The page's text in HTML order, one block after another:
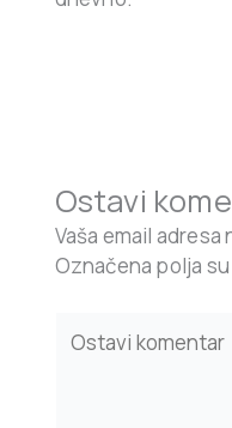
Ostavi
Vaša email
Označena polja
here..